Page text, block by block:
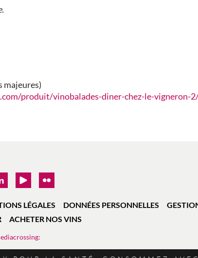
majeures)
produit/vinobalades-diner-chez-le-vigneron-
LÉGALES DONNÉES PERSONNELLES
ACHETER NOS VINS